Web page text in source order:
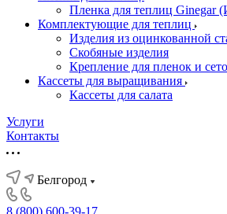
Пленка для теплиц Ginegar
Комплектующие для теплиц
Изделия из оцинкованной
Скобяные изделия
Крепление для пленок и
Кассеты для выращивания
Кассеты для салата
Услуги
Контакты
Белгород
8 (800) 600-39-17